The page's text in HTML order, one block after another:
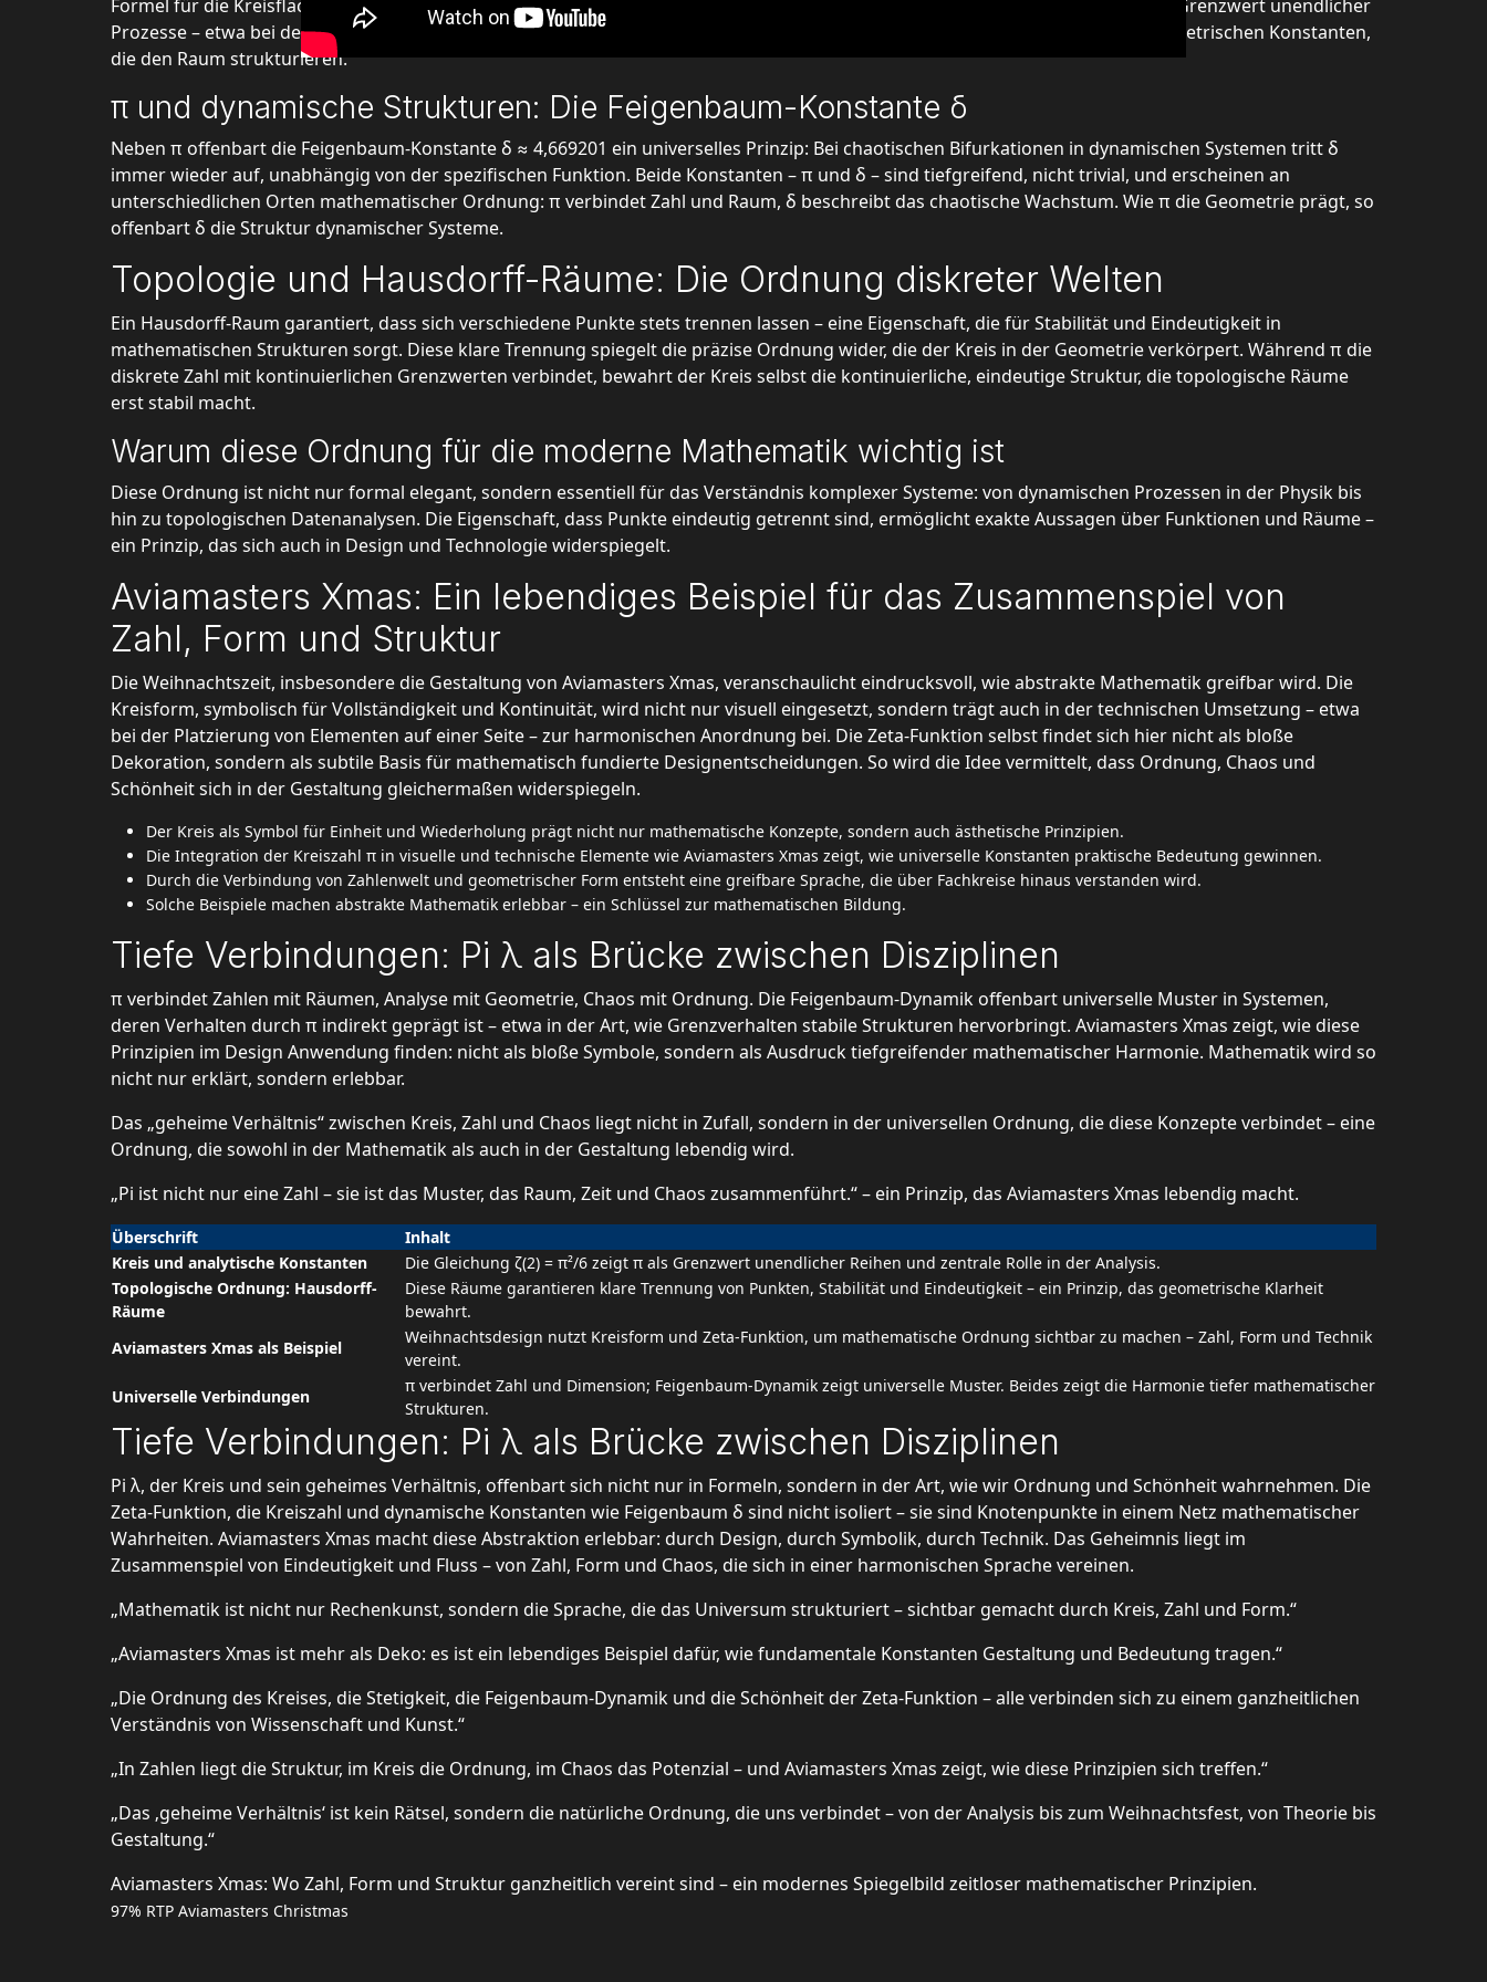
Formel für die Kreisfläche A = πr² oder dem Umfang C = 2πr zeigt, wie sie sowohl Maße als auch Grenzverhalten definiert. π als Grenzwert unendlicher
Prozesse – etwa bei der Berechnung der Fläche über immer dichtere Polygone – unterstreicht seine tiefere Verbindung zu geometrischen Konstanten,
die den Raum strukturieren.
π und dynamische Strukturen: Die Feigenbaum-Konstante δ
Neben π offenbart die Feigenbaum-Konstante δ ≈ 4,669201 ein universelles Prinzip: Bei chaotischen Bifurkationen in dynamischen Systemen tritt δ
immer wieder auf, unabhängig von der spezifischen Funktion. Beide Konstanten – π und δ – sind tiefgreifend, nicht trivial, und erscheinen an
unterschiedlichen Orten mathematischer Ordnung: π verbindet Zahl und Raum, δ beschreibt das chaotische Wachstum. Wie π die Geometrie prägt, so
offenbart δ die Struktur dynamischer Systeme.
Topologie und Hausdorff-Räume: Die Ordnung diskreter Welten
Ein Hausdorff-Raum garantiert, dass sich verschiedene Punkte stets trennen lassen – eine Eigenschaft, die für Stabilität und Eindeutigkeit in
mathematischen Strukturen sorgt. Diese klare Trennung spiegelt die präzise Ordnung wider, die der Kreis in der Geometrie verkörpert. Während π die
diskrete Zahl mit kontinuierlichen Grenzwerten verbindet, bewahrt der Kreis selbst die kontinuierliche, eindeutige Struktur, die topologische Räume
erst stabil macht.
Warum diese Ordnung für die moderne Mathematik wichtig ist
Diese Ordnung ist nicht nur formal elegant, sondern essentiell für das Verständnis komplexer Systeme: von dynamischen Prozessen in der Physik bis
hin zu topologischen Datenanalysen. Die Eigenschaft, dass Punkte eindeutig getrennt sind, ermöglicht exakte Aussagen über Funktionen und Räume –
ein Prinzip, das sich auch in Design und Technologie widerspiegelt.
Aviamasters Xmas: Ein lebendiges Beispiel für das Zusammenspiel von
Zahl, Form und Struktur
Die Weihnachtszeit, insbesondere die Gestaltung von Aviamasters Xmas, veranschaulicht eindrucksvoll, wie abstrakte Mathematik greifbar wird. Die
Kreisform, symbolisch für Vollständigkeit und Kontinuität, wird nicht nur visuell eingesetzt, sondern trägt auch in der technischen Umsetzung – etwa
bei der Platzierung von Elementen auf einer Seite – zur harmonischen Anordnung bei. Die Zeta-Funktion selbst findet sich hier nicht als bloße
Dekoration, sondern als subtile Basis für mathematisch fundierte Designentscheidungen. So wird die Idee vermittelt, dass Ordnung, Chaos und
Schönheit sich in der Gestaltung gleichermaßen widerspiegeln.
Der Kreis als Symbol für Einheit und Wiederholung prägt nicht nur mathematische Konzepte, sondern auch ästhetische Prinzipien.
Die Integration der Kreiszahl π in visuelle und technische Elemente wie Aviamasters Xmas zeigt, wie universelle Konstanten praktische Bedeutung gewinnen.
Durch die Verbindung von Zahlenwelt und geometrischer Form entsteht eine greifbare Sprache, die über Fachkreise hinaus verstanden wird.
Solche Beispiele machen abstrakte Mathematik erlebbar – ein Schlüssel zur mathematischen Bildung.
Tiefe Verbindungen: Pi λ als Brücke zwischen Disziplinen
π verbindet Zahlen mit Räumen, Analyse mit Geometrie, Chaos mit Ordnung. Die Feigenbaum-Dynamik offenbart universelle Muster in Systemen,
deren Verhalten durch π indirekt geprägt ist – etwa in der Art, wie Grenzverhalten stabile Strukturen hervorbringt. Aviamasters Xmas zeigt, wie diese
Prinzipien im Design Anwendung finden: nicht als bloße Symbole, sondern als Ausdruck tiefgreifender mathematischer Harmonie. Mathematik wird so
nicht nur erklärt, sondern erlebbar.
Das „geheime Verhältnis“ zwischen Kreis, Zahl und Chaos liegt nicht in Zufall, sondern in der universellen Ordnung, die diese Konzepte verbindet – eine
Ordnung, die sowohl in der Mathematik als auch in der Gestaltung lebendig wird.
„Pi ist nicht nur eine Zahl – sie ist das Muster, das Raum, Zeit und Chaos zusammenführt.“ – ein Prinzip, das Aviamasters Xmas lebendig macht.
Überschrift
Inhalt
Kreis und analytische Konstanten
Die Gleichung ζ(2) = π²/6 zeigt π als Grenzwert unendlicher Reihen und zentrale Rolle in der Analysis.
Topologische Ordnung: Hausdorff-
Räume
Diese Räume garantieren klare Trennung von Punkten, Stabilität und Eindeutigkeit – ein Prinzip, das geometrische Klarheit
bewahrt.
Aviamasters Xmas als Beispiel
Weihnachtsdesign nutzt Kreisform und Zeta-Funktion, um mathematische Ordnung sichtbar zu machen – Zahl, Form und Technik
vereint.
Universelle Verbindungen
π verbindet Zahl und Dimension; Feigenbaum-Dynamik zeigt universelle Muster. Beides zeigt die Harmonie tiefer mathematischer
Strukturen.
Tiefe Verbindungen: Pi λ als Brücke zwischen Disziplinen
Pi λ, der Kreis und sein geheimes Verhältnis, offenbart sich nicht nur in Formeln, sondern in der Art, wie wir Ordnung und Schönheit wahrnehmen. Die
Zeta-Funktion, die Kreiszahl und dynamische Konstanten wie Feigenbaum δ sind nicht isoliert – sie sind Knotenpunkte in einem Netz mathematischer
Wahrheiten. Aviamasters Xmas macht diese Abstraktion erlebbar: durch Design, durch Symbolik, durch Technik. Das Geheimnis liegt im
Zusammenspiel von Eindeutigkeit und Fluss – von Zahl, Form und Chaos, die sich in einer harmonischen Sprache vereinen.
„Mathematik ist nicht nur Rechenkunst, sondern die Sprache, die das Universum strukturiert – sichtbar gemacht durch Kreis, Zahl und Form.“
„Aviamasters Xmas ist mehr als Deko: es ist ein lebendiges Beispiel dafür, wie fundamentale Konstanten Gestaltung und Bedeutung tragen.“
„Die Ordnung des Kreises, die Stetigkeit, die Feigenbaum-Dynamik und die Schönheit der Zeta-Funktion – alle verbinden sich zu einem ganzheitlichen
Verständnis von Wissenschaft und Kunst.“
„In Zahlen liegt die Struktur, im Kreis die Ordnung, im Chaos das Potenzial – und Aviamasters Xmas zeigt, wie diese Prinzipien sich treffen.“
„Das ‚geheime Verhältnis‘ ist kein Rätsel, sondern die natürliche Ordnung, die uns verbindet – von der Analysis bis zum Weihnachtsfest, von Theorie bis
Gestaltung.“
Aviamasters Xmas: Wo Zahl, Form und Struktur ganzheitlich vereint sind – ein modernes Spiegelbild zeitloser mathematischer Prinzipien.
97% RTP Aviamasters Christmas